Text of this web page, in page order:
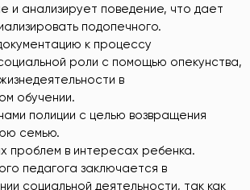
и анализирует поведение, что дает
подопечного.
к процессу
роли с помощью опекунства,
в
обучении.
полиции с целью возвращения
семью.
проблем в интересах ребенка.
педагога заключается в
социальной деятельности, так как